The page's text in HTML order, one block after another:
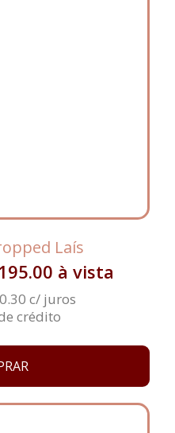
Laís
195.00 à vista
c/ juros
crédito